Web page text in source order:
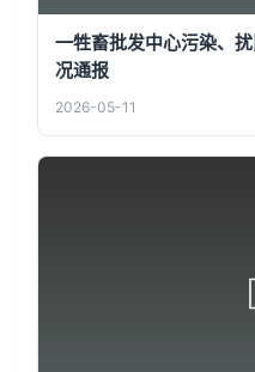
一牲畜批发中心污染、
况通报
2026-05-11